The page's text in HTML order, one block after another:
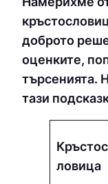
доброто
оценките,
търсенията.
тази
Кръстос
ловица